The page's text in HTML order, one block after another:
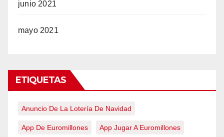
junio 2021
mayo 2021
ETIQUETAS
Anuncio De La Lotería De Navidad
App De Euromillones App Jugar A Euromillones